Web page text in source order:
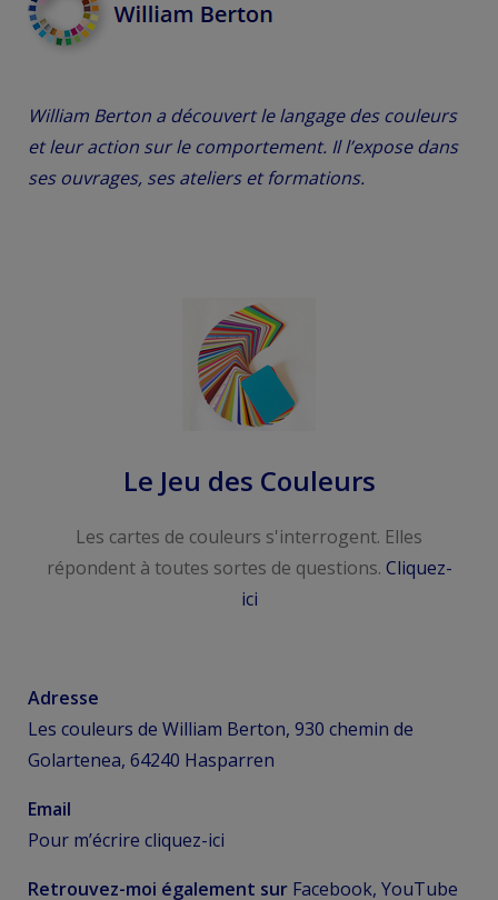
William Berton a découvert le langage des couleurs
et leur action sur le comportement. Il l’expose dans
ses ouvrages, ses ateliers et formations.
Le Jeu des Couleurs
Les cartes de couleurs s'interrogent. Elles
répondent à toutes sortes de questions. Cliquez-
ici
Adresse
Les couleurs de William Berton, 930 chemin de
Golartenea, 64240 Hasparren
Email
Pour m’écrire cliquez-ici
Retrouvez-moi également sur Facebook, YouTube